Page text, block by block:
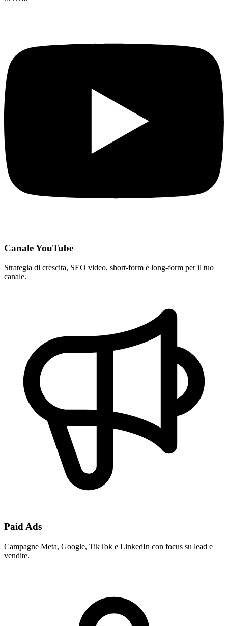
Canale YouTube
Strategia di crescita, SEO video, short-form e long-form per il tuo
canale.
Paid Ads
Campagne Meta, Google, TikTok e LinkedIn con focus su lead e
vendite.